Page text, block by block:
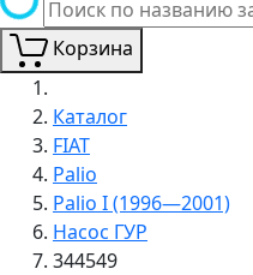
Корзина
Каталог
FIAT
Palio
Palio I (1996—2001)
Насос ГУР
344549